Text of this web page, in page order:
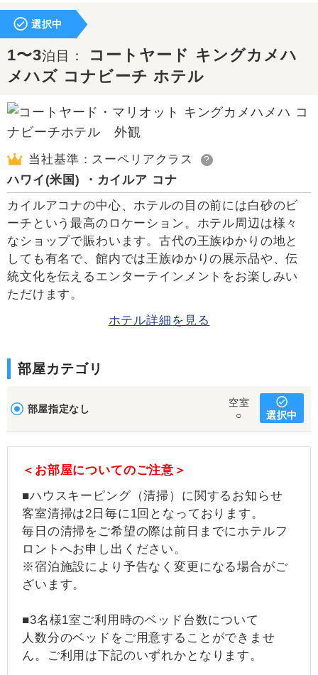
選択中
1〜3泊目：
コートヤード キングカメハ
メハズ コナビーチ ホテル
当社基準：スーペリアクラス ?
ハワイ(米国) ・カイルア コナ
カイルアコナの中心、ホテルの目の前には白砂のビ
ーチという最高のロケーション。ホテル周辺は様々
なショップで賑わいます。古代の王族ゆかりの地と
しても有名で、館内では王族ゆかりの展示品や、伝
統文化を伝えるエンターテインメントをお楽しみい
ただけます。
ホテル詳細を見る
部屋カテゴリ
部屋指定なし
空室
○
選択中
＜お部屋についてのご注意＞
■ハウスキーピング（清掃）に関するお知らせ
客室清掃は2日毎に1回となっております。
毎日の清掃をご希望の際は前日までにホテルフ
ロントへお申し出ください。
※宿泊施設により予告なく変更になる場合がご
ざいます。
■3名様1室ご利用時のベッド台数について
人数分のベッドをご用意することができませ
ん。ご利用は下記のいずれかとなります。